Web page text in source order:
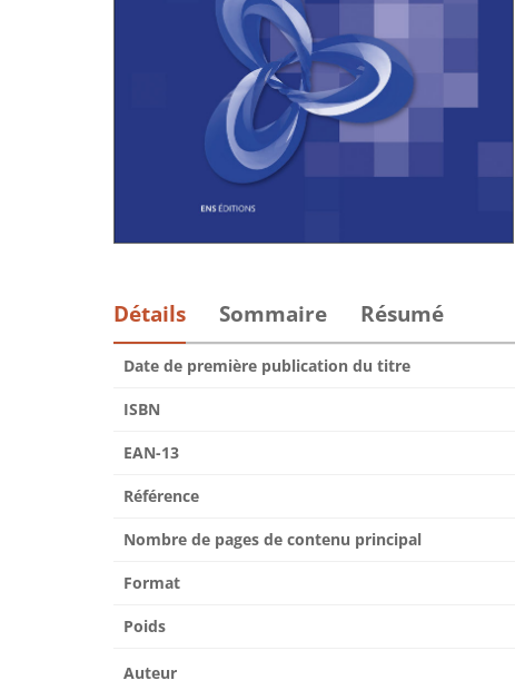
Détails Sommaire Résumé
Date de première publication du titre
ISBN
EAN-13
Référence
Nombre de pages de contenu principal
Format
Poids
Auteur